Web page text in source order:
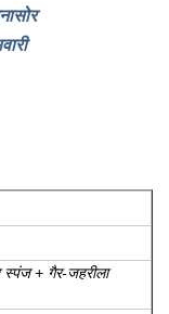
स्पंज + गैर-जहरीला